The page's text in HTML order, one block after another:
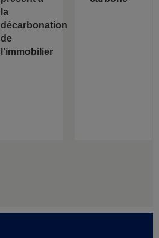
la
décarbonation
de
l’immobilier